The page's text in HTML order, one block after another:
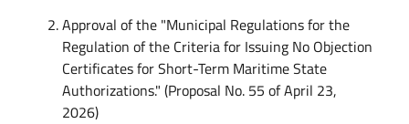
Approval of the "Municipal Regulations for the
Regulation of the Criteria for Issuing No Objection
Certificates for Short-Term Maritime State
Authorizations." (Proposal No. 55 of April 23,
2026)